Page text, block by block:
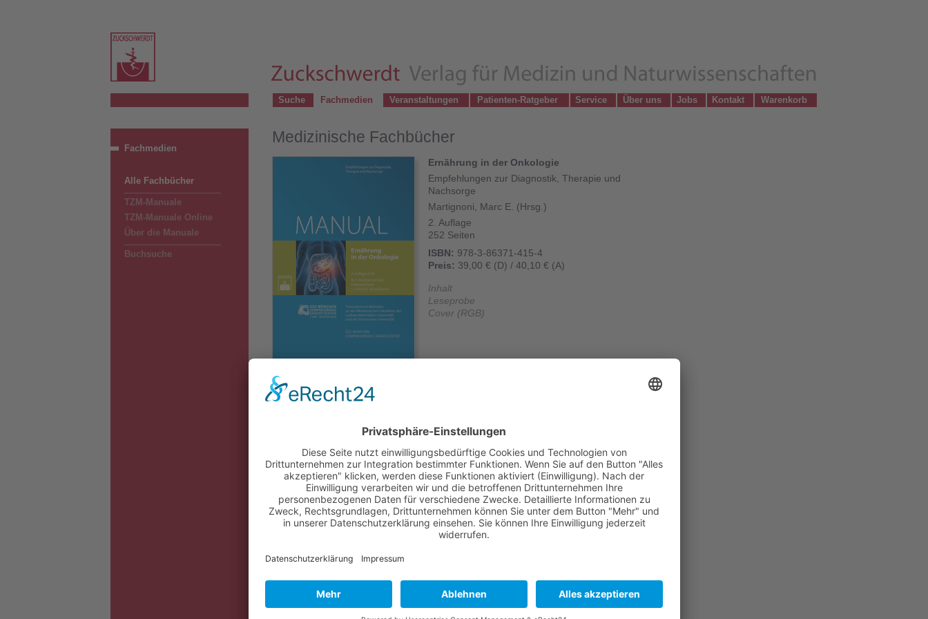
Suche Fachmedien Veranstaltungen Patienten-Ratgeber Service Über uns Jobs Kontakt Warenkorb
Fachmedien
Alle Fachbücher
TZM-Manuale
TZM-Manuale Online
Über die Manuale
Buchsuche
Medizinische Fachbücher
versandkostenfrei
Ernährung in der Onkologie
Empfehlungen zur Diagnostik, Therapie und
Nachsorge
Martignoni, Marc E. (Hrsg.)
2. Auflage
252 Seiten
ISBN: 978-3-86371-415-4
Preis: 39,00 € (D) / 40,10 € (A)
Inhalt
Leseprobe
Cover (RGB)
Ernährung und Krebs
Beim Auftreten bestimmter Krebserkrankungen können Ernährung, Bewegung
und Körpergewicht der Betroffenen eine Rolle spielen. Die Relevanz
insbesondere von Ernährung zeigt sich aber nicht nur in der Prävention, sondern
auch im Krankheitsverlauf. Sie gilt sie zunehmend als Prognosefaktor und als
Therapiekomponente nach einer Krebsdiagnose.
Mangelernährung. Dabei korreliert diese mit erhöhter Infektanfälligkeit und
Mehrkosten sind die Folge. Es ist davon auszugehen, dass nicht weniger als ein
Viertel aller Sterbefälle auf Mangelernährung und Kachexie zurückgehen. Frühe